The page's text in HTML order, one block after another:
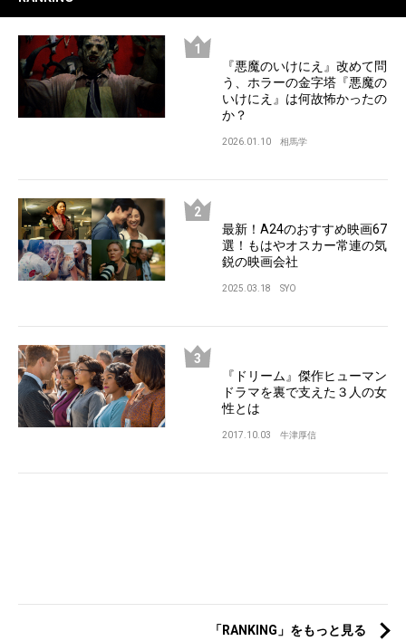
『悪魔のいけにえ』改めて問
う、ホラーの金字塔『悪魔の
いけにえ』は何故怖かったの
か？
2026.01.10 相馬学
最新！A24のおすすめ映画67
選！もはやオスカー常連の気
鋭の映画会社
2025.03.18 SYO
『ドリーム』傑作ヒューマン
ドラマを裏で支えた３人の女
性とは
2017.10.03 牛津厚信
「RANKING」をもっと見る